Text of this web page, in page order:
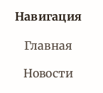
Навигация
Главная
Новости